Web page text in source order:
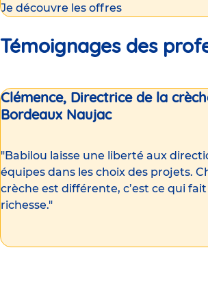
Je découvre les offres
Témoignages des
Clémence, Directrice de la
Bordeaux Naujac
"Babilou laisse une liberté aux
équipes dans les choix des projets.
crèche est différente, c’est ce qui
richesse."